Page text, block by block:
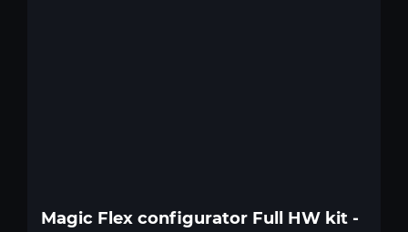
Magic Flex configurator Full HW kit -